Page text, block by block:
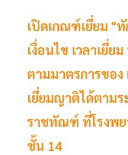
เปิดเกณฑ์เยี่ยม "
เงื่อนไข เวลาเยี่
ตามมาตรการของ
เยี่ยมญาติได้ตาม
ราชทัณฑ์ ที่โรงพย
ชั้น 14